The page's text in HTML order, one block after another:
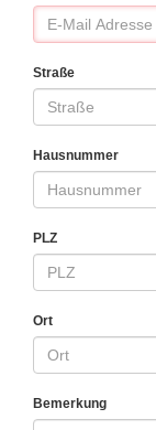
Straße
Hausnummer
PLZ
Ort
Bemerkung